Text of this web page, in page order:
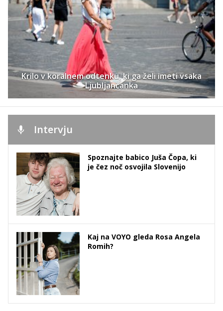
Krilo v koralnem odtenku, ki ga želi imeti vsaka
Ljubljančanka
Intervju
Spoznajte babico Juša Čopa, ki
je čez noč osvojila Slovenijo
Kaj na VOYO gleda Rosa Angela
Romih?